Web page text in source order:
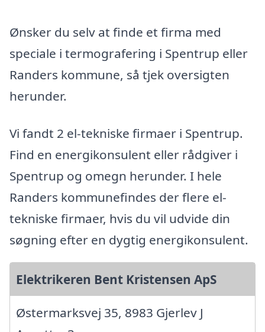
Ønsker du selv at finde et firma med
speciale i termografering i Spentrup eller
Randers kommune, så tjek oversigten
herunder.
Vi fandt 2 el-tekniske firmaer i Spentrup.
Find en energikonsulent eller rådgiver i
Spentrup og omegn herunder. I hele
Randers kommunefindes der flere el-
tekniske firmaer, hvis du vil udvide din
søgning efter en dygtig energikonsulent.
Elektrikeren Bent Kristensen ApS
Østermarksvej 35, 8983 Gjerlev J